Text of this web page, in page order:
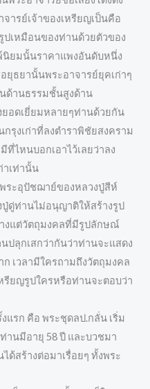
ารย์เจ้าของเหรียญเป็นคือ
ปเหมือนของท่านด้วยตัวของ
นิยมนั้นราคาแพงอันดับหนึ่ง
ยุธยานั้นพระอาจารย์ยุคเก่าๆ
ด้านธรรมชั้นสูงด้าน
อดเยี่ยมหลายๆท่านด้วยกัน
รุงเก่าที่ลงตำราพิชัยสงคราม
ที่ไหนบอกเอาไว้เลยว่าลง
าเท่านั้น
ระอุปัชฌาย์ของหลวงปู่สีห์
ดู่ท่านไม่อนุญาติให้สร้างรูป
งแต่วัตถุมงคลที่มีรูปลักษณ์
ปลุกเสกว่ากันว่าท่านจะแสดง
ก เวลามีใครถามถึงวัตถุมงคล
รียญรูปใครหรือท่านจะตอบว่า
แรก คือ พระชุดลป.กลั่น เริ่ม
านมีอายุ 58 ปี และบวชมา
ด้สร้างต่อมาเรื่อยๆ ทั้งพระ